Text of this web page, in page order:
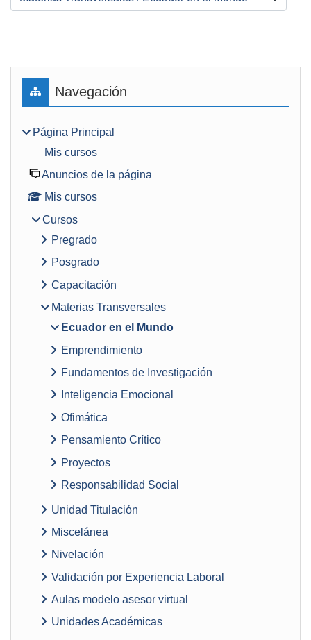
Bloques
Navegación
Página Principal
Mis cursos
Anuncios de la página
Mis cursos
Cursos
Pregrado
Posgrado
Capacitación
Materias Transversales
Ecuador en el Mundo
Emprendimiento
Fundamentos de Investigación
Inteligencia Emocional
Ofimática
Pensamiento Crítico
Proyectos
Responsabilidad Social
Unidad Titulación
Miscelánea
Nivelación
Validación por Experiencia Laboral
Aulas modelo asesor virtual
Unidades Académicas